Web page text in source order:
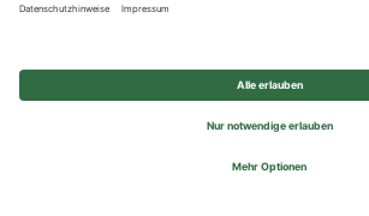
© 2026 REWE Group - All rights